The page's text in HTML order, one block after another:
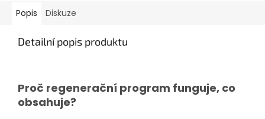
Popis Diskuze
Detailní popis produktu
Proč regenerační program funguje, co
obsahuje?